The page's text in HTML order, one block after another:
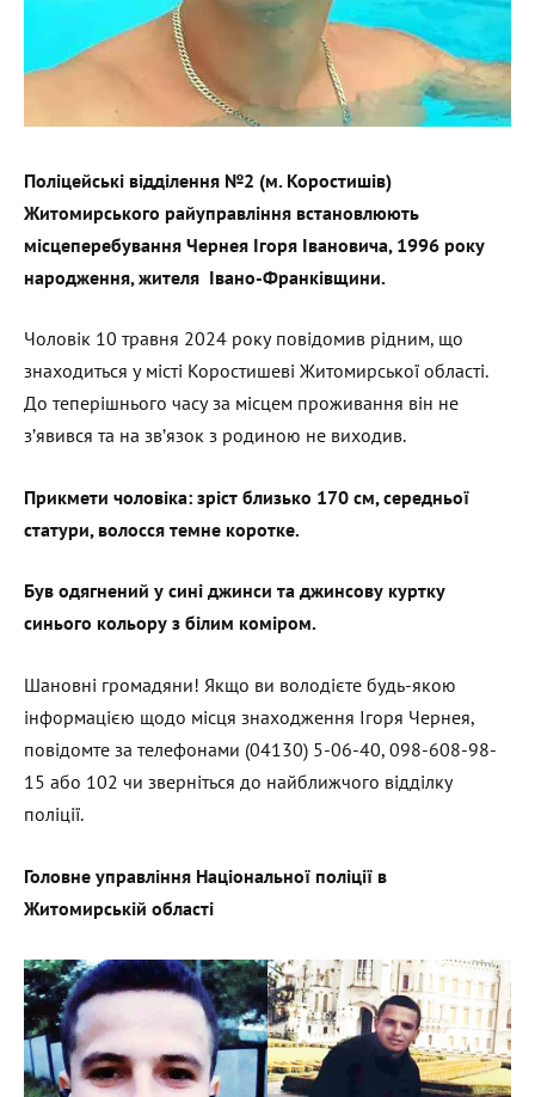
Поліцейські відділення №2 (м. Коростишів)
Житомирського райуправління встановлюють
місцеперебування Чернея Ігоря Івановича, 1996 року
народження, жителя Івано-Франківщини.
Чоловік 10 травня 2024 року повідомив рідним, що
знаходиться у місті Коростишеві Житомирської області.
До теперішнього часу за місцем проживання він не
з’явився та на зв’язок з родиною не виходив.
Прикмети чоловіка: зріст близько 170 см, середньої
статури, волосся темне коротке.
Був одягнений у сині джинси та джинсову куртку
синього кольору з білим коміром.
Шановні громадяни! Якщо ви володієте будь-якою
інформацією щодо місця знаходження Ігоря Чернея,
повідомте за телефонами (04130) 5-06-40, 098-608-98-
15 або 102 чи зверніться до найближчого відділку
поліції.
Головне управління Національної поліції в
Житомирській області